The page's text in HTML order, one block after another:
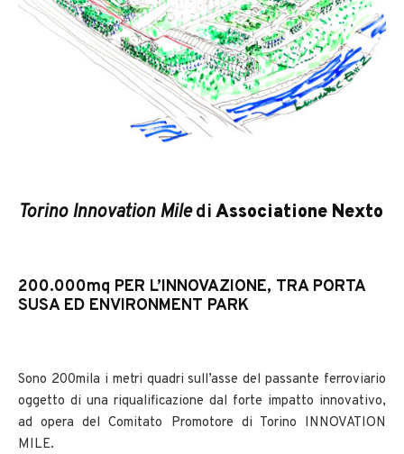
Torino Innovation Mile diAssociatione Nexto
200.000mq PER L’INNOVAZIONE, TRA PORTA
SUSA ED ENVIRONMENT PARK
Sono 200mila i metri quadri sull’asse del passante ferroviario
oggetto di una riqualificazione dal forte impatto innovativo,
ad opera del Comitato Promotore di Torino INNOVATION
MILE.